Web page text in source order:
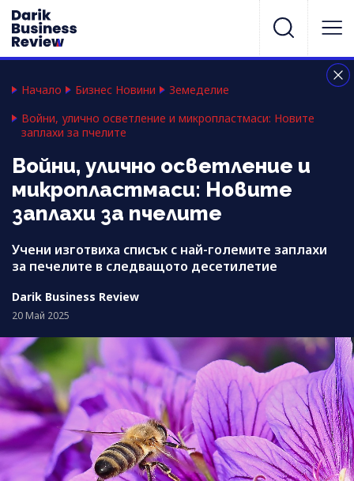
Начало Бизнес Новини
Земеделие
Войни, улично осветление и микропластмаси: Новите
заплахи за пчелите
Войни, улично осветление и
микропластмаси: Новите
заплахи за пчелите
Учени изготвиха списък с най-големите заплахи
за печелите в следващото десетилетие
Darik Business Review
20 Май 2025